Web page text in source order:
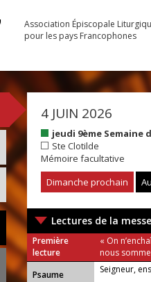
Association Épiscopale
pour les pays Francophones
4 JUIN 2026
jeudi 9ème Semaine
Ste Clotilde
Mémoire facultative
Dimanche prochain
Lectures de la messe
Première
lecture
« On
nous
Psaume Seigneur,